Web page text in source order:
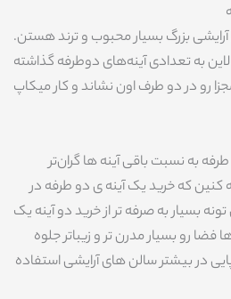
بزرگ بسیار محبوب و ترند هستن.
به تعدادی آینه‌های دوطرفه گذاشته
رو در دو طرف اون نشاند و کار میکاپ
به نسبت باقی آینه ها گران‌تر
کنین که خرید یک آینه ی دو طرفه در
بسیار به صرفه تر از خرید دو آینه یک
رو بسیار مدرن تر و زیباتر جلوه
در بیشتر سالن های آرایشی استفاده